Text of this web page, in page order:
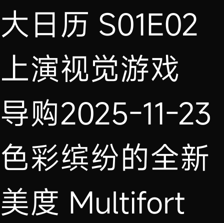
大日历 S01E02
上演视觉游戏
导购2025-11-23
色彩缤纷的全新
美度 Multifort